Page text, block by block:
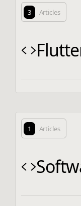
3 Articles
1 Articles